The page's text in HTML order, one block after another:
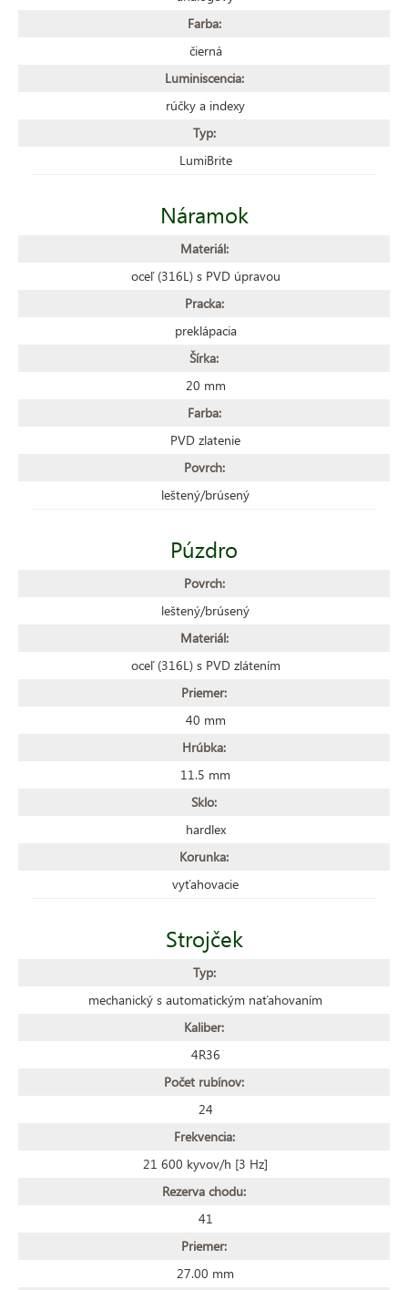
Farba:
čierná
Luminiscencia:
rúčky a indexy
Typ:
LumiBrite
Náramok
Materiál:
oceľ (316L) s PVD úpravou
Pracka:
preklápacia
Šírka:
20 mm
Farba:
PVD zlatenie
Povrch:
leštený/brúsený
Púzdro
Povrch:
leštený/brúsený
Materiál:
oceľ (316L) s PVD zlátením
Priemer:
40 mm
Hrúbka:
11.5 mm
Sklo:
hardlex
Korunka:
vyťahovacie
Strojček
Typ:
mechanický s automatickým naťahovaním
Kaliber:
4R36
Počet rubínov:
24
Frekvencia:
21 600 kyvov/h [3 Hz]
Rezerva chodu:
41
Priemer:
27.00 mm